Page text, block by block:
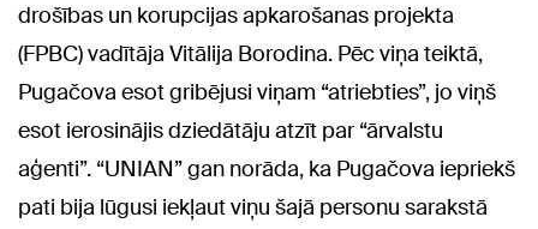
drošības un korupcijas apkarošanas projekta
(FPBC) vadītāja Vitālija Borodina. Pēc viņa teiktā,
Pugačova esot gribējusi viņam “atriebties”, jo viņš
esot ierosinājis dziedātāju atzīt par “ārvalstu
aģenti”. “UNIAN” gan norāda, ka Pugačova iepriekš
pati bija lūgusi iekļaut viņu šajā personu sarakstā